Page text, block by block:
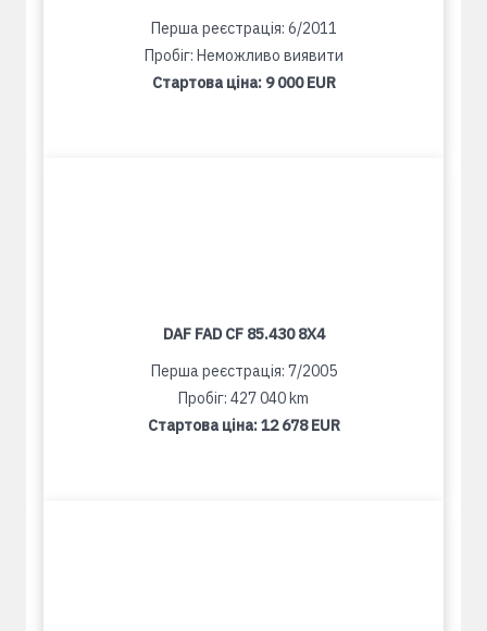
Перша реєстрація: 6/2011
Пробіг: Неможливо виявити
Стартова ціна: 9 000 EUR
DAF FAD CF 85.430 8X4
Перша реєстрація: 7/2005
Пробіг: 427 040 km
Стартова ціна:12 678 EUR